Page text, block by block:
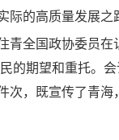
际的高质量发展之
青全国政协委员
民的期望和重托
次，既宣传了青